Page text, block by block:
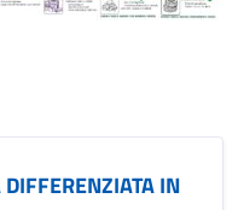
IN